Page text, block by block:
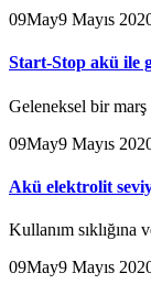
09May9 Mayıs
Start-Stop akü ile
Geleneksel bir marş
09May9 Mayıs
Akü elektrolit
Kullanım
09May9 Mayıs